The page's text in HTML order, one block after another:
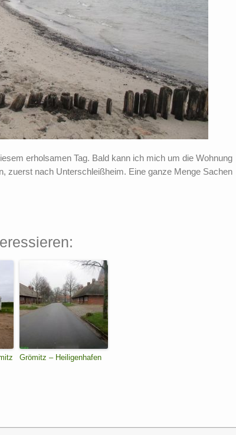
erholsamen Tag. Bald kann ich mich um die Wohnung
zuerst nach Unterschleißheim. Eine ganze Menge Sachen
Grömitz – Heiligenhafen